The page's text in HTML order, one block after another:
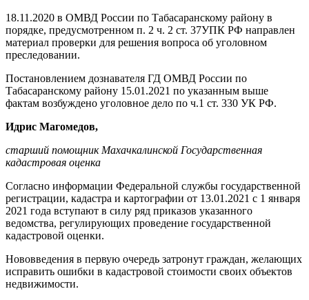
18.11.2020 в ОМВД России по Табасаранскому району в
поряд­ке, предусмотренном п. 2 ч. 2 ст. 37УПК РФ направлен
материал проверки для решения вопроса об уголовном
преследовании.
Постановлением дознавателя ГД ОМВД России по
Табасаранскому району 15.01.2021 по указанным выше
фактам возбуждено уголов­ное дело по ч.1 ст. 330 УК РФ.
Идрис Магомедов,
старший помощник Махачкалинской Государственная
кадастровая оценка
Согласно информации Феде­ральной службы государственной
регистрации, кадастра и картогра­фии от 13.01.2021 с 1 января
2021 года вступают в силу ряд приказов указанного
ведомства, регулирую­щих проведение государственной
кадастровой оценки.
Нововведения в первую очередь затронут граждан, желающих
ис­править ошибки в кадастровой стоимости своих объектов
недви­жимости.